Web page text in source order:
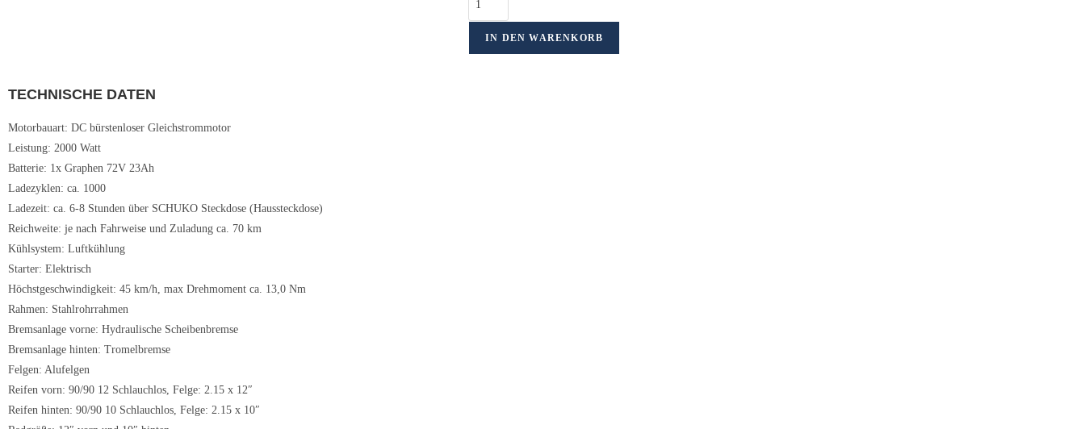
IN DEN WARENKORB
TECHNISCHE DATEN
Motorbauart: DC bürstenloser Gleichstrommotor
Leistung: 2000 Watt
Batterie: 1x Graphen 72V 23Ah
Ladezyklen: ca. 1000
Ladezeit: ca. 6-8 Stunden über SCHUKO Steckdose (Haussteckdose)
Reichweite: je nach Fahrweise und Zuladung ca. 70 km
Kühlsystem: Luftkühlung
Starter: Elektrisch
Höchstgeschwindigkeit: 45 km/h, max Drehmoment ca. 13,0 Nm
Rahmen: Stahlrohrrahmen
Bremsanlage vorne: Hydraulische Scheibenbremse
Bremsanlage hinten: Tromelbremse
Felgen: Alufelgen
Reifen vorn: 90/90 12 Schlauchlos, Felge: 2.15 x 12″
Reifen hinten: 90/90 10 Schlauchlos, Felge: 2.15 x 10″